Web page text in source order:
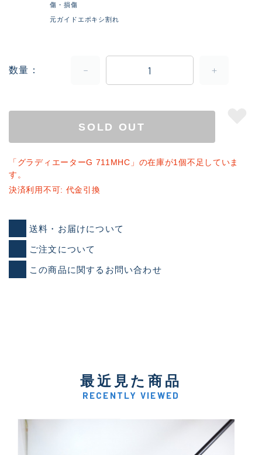
傷・損傷
元ガイドエポキシ割れ
数量
SOLD OUT
「グラディエーターG 711MHC」の在庫が1個不足していま
す。
決済利用不可: 代金引換
送料・お届けについて
ご注文について
この商品に関するお問い合わせ
最近見た商品
RECENTLY VIEWED